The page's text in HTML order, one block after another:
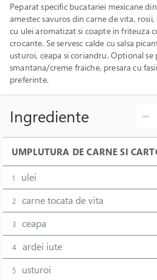
Peparat specific bucatariei mexicane
amestec savuros din carne de vita,
cu ulei aromatizat si coapte in friteuza
crocante. Se servesc calde cu salsa
usturoi, ceapa si coriandru. Optional se
smantana/creme fraiche, presara cu
preferinte.
Ingrediente
UMPLUTURA DE CARNE SI
1 ulei
2 carne tocata de vita
3 ceapa
4 ardei iute
5 usturoi